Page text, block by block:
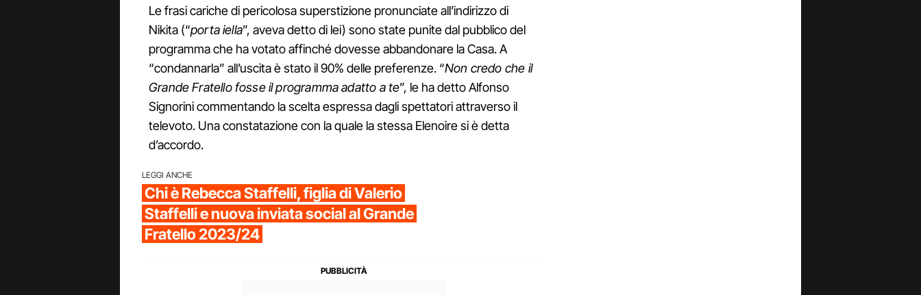
Le frasi cariche di pericolosa superstizione pronunciate all’indirizzo di
Nikita (“porta iella”, aveva detto di lei) sono state punite dal pubblico del
programma che ha votato affinché dovesse abbandonare la Casa. A
“condannarla” all’uscita è stato il 90% delle preferenze. “Non credo che il
Grande Fratello fosse il programma adatto a te”, le ha detto Alfonso
Signorini commentando la scelta espressa dagli spettatori attraverso il
televoto. Una constatazione con la quale la stessa Elenoire si è detta
d’accordo.
LEGGI ANCHE
Chi è Rebecca Staffelli, figlia di Valerio
Staffelli e nuova inviata social al Grande
Fratello 2023/24